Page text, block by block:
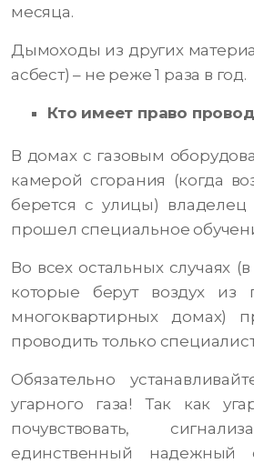
месяца.
Дымоходы из других
асбест) – не реже 1 раза в год.
Кто имеет право
В домах с газовым
камерой сгорания (когда
берется с улицы)
прошел специальное
Во всех остальных случаях
которые берут воздух
многоквартирных домах)
проводить только
Обязательно
угарного газа! Так как
почувствовать,
единственный надежный